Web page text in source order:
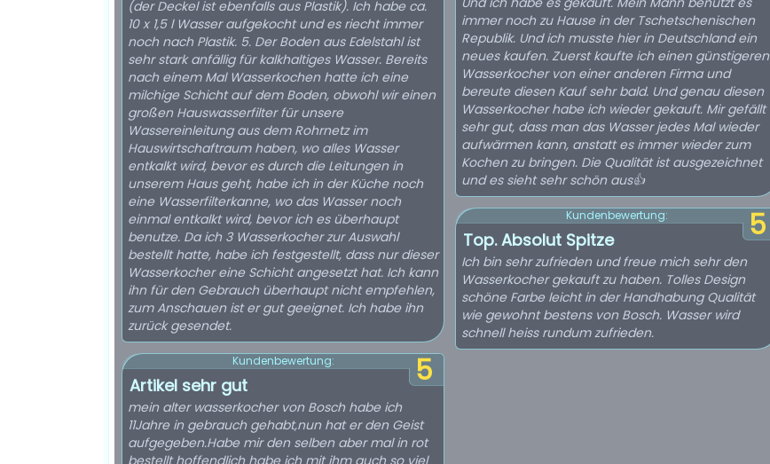
(der Deckel ist ebenfalls aus Plastik). Ich habe ca.
10 x 1,5 l Wasser aufgekocht und es riecht immer
noch nach Plastik. 5. Der Boden aus Edelstahl ist
sehr stark anfällig für kalkhaltiges Wasser. Bereits
nach einem Mal Wasserkochen hatte ich eine
milchige Schicht auf dem Boden, obwohl wir einen
großen Hauswasserfilter für unsere
Wassereinleitung aus dem Rohrnetz im
Hauswirtschaftraum haben, wo alles Wasser
entkalkt wird, bevor es durch die Leitungen in
unserem Haus geht, habe ich in der Küche noch
eine Wasserfilterkanne, wo das Wasser noch
einmal entkalkt wird, bevor ich es überhaupt
benutze. Da ich 3 Wasserkocher zur Auswahl
bestellt hatte, habe ich festgestellt, dass nur dieser
Wasserkocher eine Schicht angesetzt hat. Ich kann
ihn für den Gebrauch überhaupt nicht empfehlen,
zum Anschauen ist er gut geeignet. Ich habe ihn
zurück gesendet.
5
Kundenbewertung:
Artikel sehr gut
mein alter wasserkocher von Bosch habe ich
11Jahre in gebrauch gehabt,nun hat er den Geist
aufgegeben.Habe mir den selben aber mal in rot
bestellt hoffendlich habe ich mit ihm auch so viel
immer noch zu Hause in der Tschetschenischen
Republik. Und ich musste hier in Deutschland ein
neues kaufen. Zuerst kaufte ich einen günstigeren
Wasserkocher von einer anderen Firma und
bereute diesen Kauf sehr bald. Und genau diesen
Wasserkocher habe ich wieder gekauft. Mir gefällt
sehr gut, dass man das Wasser jedes Mal wieder
aufwärmen kann, anstatt es immer wieder zum
Kochen zu bringen. Die Qualität ist ausgezeichnet
und es sieht sehr schön aus👍
5
Kundenbewertung:
Top. Absolut Spitze
Ich bin sehr zufrieden und freue mich sehr den
Wasserkocher gekauft zu haben. Tolles Design
schöne Farbe leicht in der Handhabung Qualität
wie gewohnt bestens von Bosch. Wasser wird
schnell heiss rundum zufrieden.